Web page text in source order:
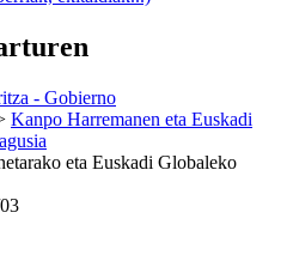
- Gobierno
Kanpo Harremanen eta Euskadi
eta Euskadi Globaleko